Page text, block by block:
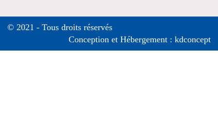
© 2021 - Tous droits réservés
Conception et Hébergement : kdconcept